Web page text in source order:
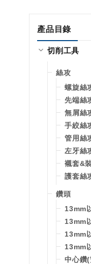
產品目錄
切削工具
絲攻
螺旋絲
先端絲
無屑絲
手絞絲
管用絲
左牙絲
襯套&
護套絲
鑽頭
13mm
13mm
13mm
13mm
中心鑽